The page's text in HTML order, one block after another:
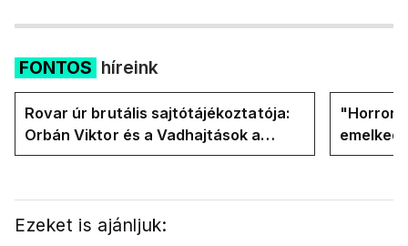
FONTOS híreink
Rovar úr brutális sajtótájékoztatója:
Orbán Viktor és a Vadhajtások a
felelős a kialakult helyzetért
"Horror
oldalán
Ezeket is ajánljuk: